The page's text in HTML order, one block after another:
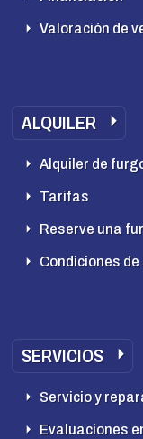
Valoración de
ALQUILER
Alquiler de
Tarifas
Reserve una
Condiciones
SERVICIOS
Servicio y
Evaluaciones